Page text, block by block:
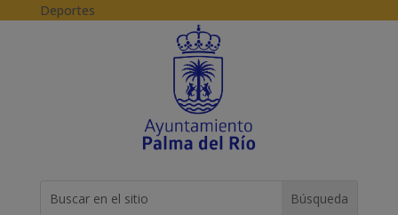
Skip to content
Deportes
for...